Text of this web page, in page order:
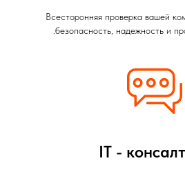
Всесторонняя проверка вашей
безопасность, надежность и
IT -